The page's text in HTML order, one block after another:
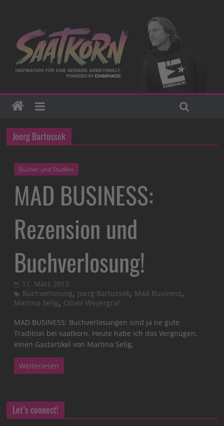
Joerg Bartussek
Bücher und Studien
MAD BUSINESS:
Rezension und
Buchverlosung!
11. März 2015
Buchverlosung, Joerg Bartussek, Mad Business,
Martina Selig, Oliver Weyergraf
MAD BUSINESS: Buchverlosungen sind ja ne gute
Tradition bei saatkorn. Heute habe ich das Vergnügen,
einen Gastartikel von Martina Selig,
Weiterlesen
Let’s connect!